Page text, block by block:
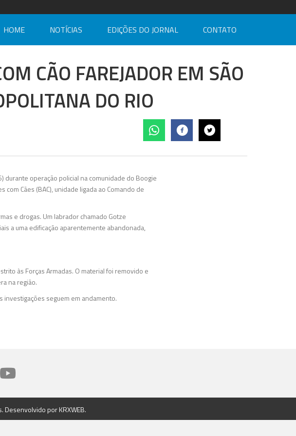
HOME NOTÍCIAS EDIÇÕES DO JORNAL CONTATO
CÃO FAREJADOR EM SÃO
DO RIO
durante operação policial na comunidade do Boogie
Cães (BAC), unidade ligada ao Comando de
e drogas. Um labrador chamado Gotze
a uma edificação aparentemente abandonada,
às Forças Armadas. O material foi removido e
na região.
investigações seguem em andamento.
Desenvolvido porKRXWEB.